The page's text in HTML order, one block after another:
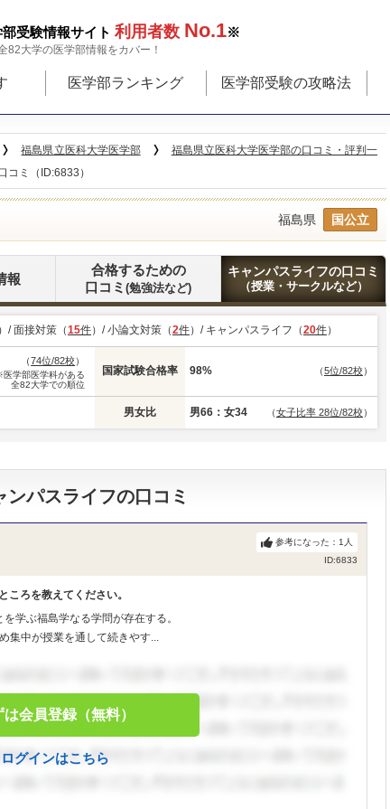
部受験情報サイト 利用者数 No.1※
82大学の医学部情報をカバー！
医学部ランキング 医学部受験の攻略法
福島県立医科大学医学部
福島県立医科大学医学部の口コミ・評判一
コミ（ID:6833）
福島県 国公立
報
合格するための
口コミ (勉強法など)
キャンパスライフの口コミ
（授業・サークルなど）
）/ 面接対策（15件）/ 小論文対策（2件）/ キャンパスライフ（20件）
（74位/82校）
学部医学科がある
全82大学での順位
国家試験合格率 98% （5位/82校）
男女比 男66：女34 （女子比率 28位/82校）
パスライフの口コミ
ID:6833
参考になった： 1 人
ころを教えてください。
学ぶ福島学なる学問が存在する。
集中が授業を通して続きやす...
は会員登録（無料）
ログインはこちら